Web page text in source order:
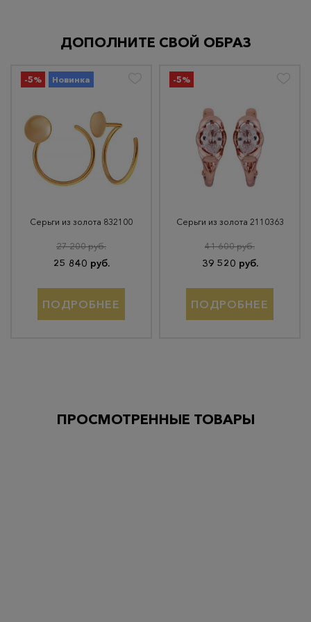
ДОПОЛНИТЕ СВОЙ ОБРАЗ
-5% Новинка
Серьги из золота 832100
25 840 руб.
27 200 руб.
ПОДРОБНЕЕ
-5%
Серьги из золота 2110363
39 520 руб.
41 600 руб.
ПОДРОБНЕЕ
ПРОСМОТРЕННЫЕ ТОВАРЫ